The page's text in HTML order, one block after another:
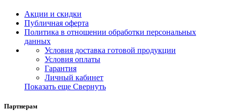
Акции и скидки
Публичная оферта
Политика в отношении обработки персональных
данных
Условия доставка готовой продукции
Условия оплаты
Гарантия
Личный кабинет
Показать еще Свернуть
Партнерам